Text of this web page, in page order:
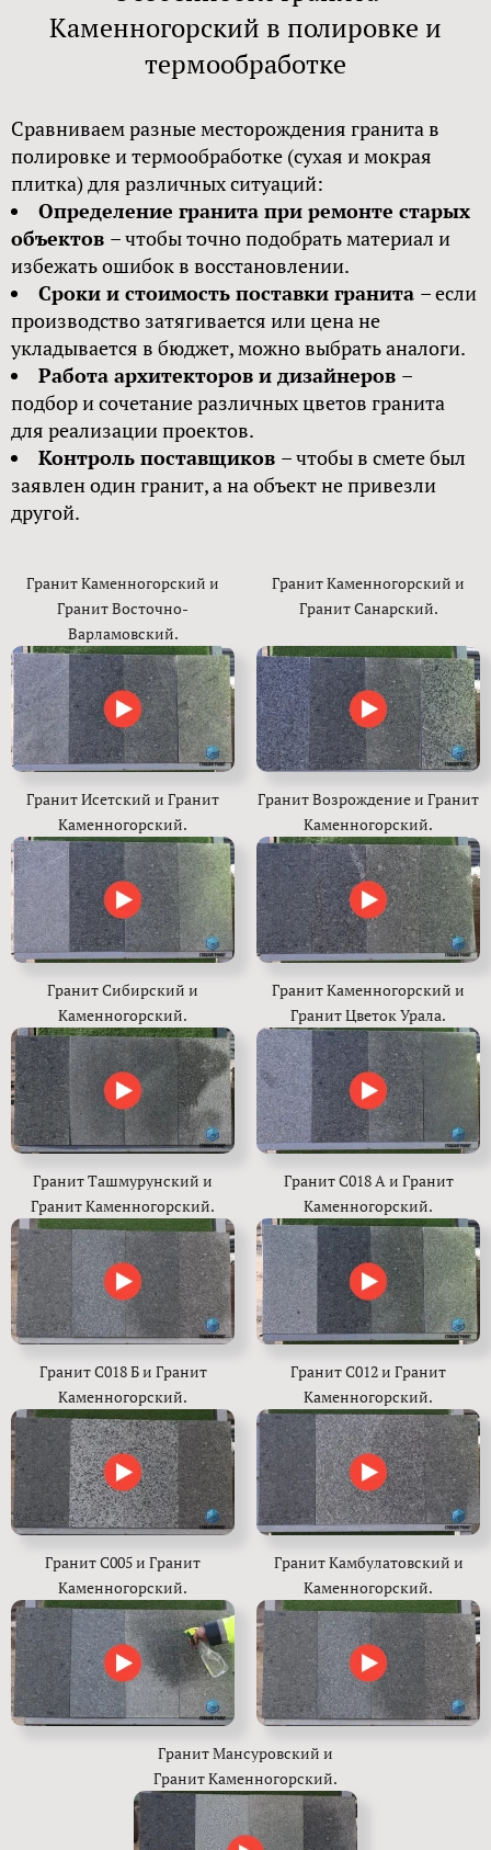
Каменногорский в полировке и
термообработке
Сравниваем разные месторождения гранита в
полировке и термообработке (сухая и мокрая
плитка) для различных ситуаций:
Определение гранита при ремонте старых
объектов – чтобы точно подобрать материал и
избежать ошибок в восстановлении.
Сроки и стоимость поставки гранита – если
производство затягивается или цена не
укладывается в бюджет, можно выбрать аналоги.
Работа архитекторов и дизайнеров –
подбор и сочетание различных цветов гранита
для реализации проектов.
Контроль поставщиков – чтобы в смете был
заявлен один гранит, а на объект не привезли
другой.
Гранит Каменногорский и
Гранит Восточно-
Варламовский.
Гранит Каменногорский и
Гранит Санарский.
Гранит Исетский и Гранит
Каменногорский.
Гранит Возрождение и Гранит
Каменногорский.
Гранит Сибирский и
Каменногорский.
Гранит Каменногорский и
Гранит Цветок Урала.
Гранит Ташмурунский и
Гранит Каменногорский.
Гранит С018 А и Гранит
Каменногорский.
Гранит С018 Б и Гранит
Каменногорский.
Гранит С012 и Гранит
Каменногорский.
Гранит С005 и Гранит
Каменногорский.
Гранит Камбулатовский и
Каменногорский.
Гранит Мансуровский и
Гранит Каменногорский.